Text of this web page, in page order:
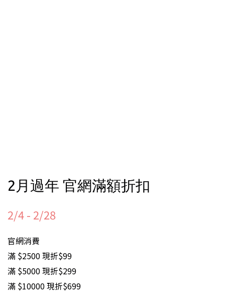
2月過年 官網滿額折扣
2/4 - 2/28
官網消費
滿 $2500 現折$99
滿 $5000 現折$299
滿 $10000 現折$699